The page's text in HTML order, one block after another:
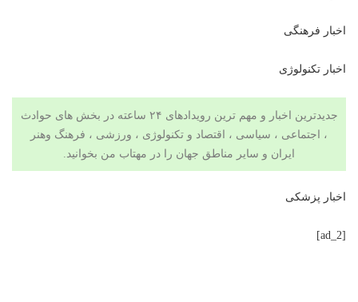
اخبار فرهنگی
اخبار تکنولوژی
جدیدترین اخبار و مهم ترین رویدادهای ۲۴ ساعته در بخش های حوادث
، اجتماعی ، سیاسی ، اقتصاد و تکنولوژی ، ورزشی ، فرهنگ وهنر
ایران و سایر مناطق جهان را در مهتاب من بخوانید.
اخبار پزشکی
[ad_2]